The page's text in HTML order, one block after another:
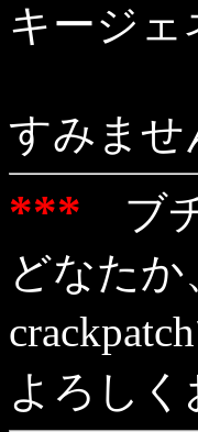
キージェ
すみませ
*** ブ
どなたか
よろし